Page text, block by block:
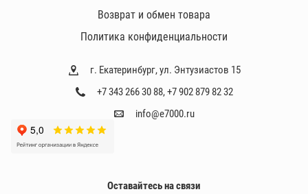
г. Екатеринбург, ул. Энтузиастов 15
+7 343 266 30 88,+7 902 879 82 32
info@e7000.ru
Возврат и обмен товара
Политика конфиденциальности
Оставайтесь на связи